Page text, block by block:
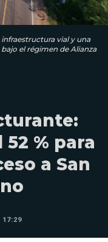
vial y una
el régimen de Alianza
% para
a San
17:29